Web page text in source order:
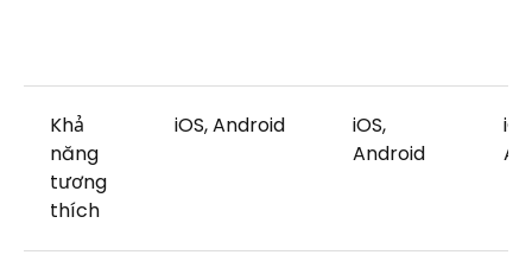
Khả
năng
tương
thích
iOS, Android
iOS,
Android